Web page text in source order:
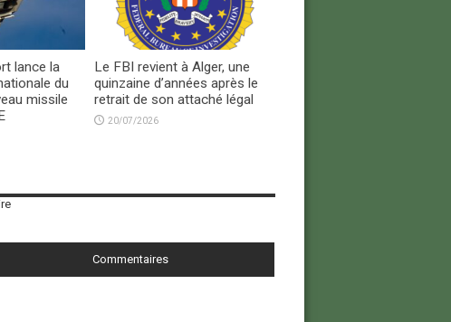
lance la
du
missile
Le FBI revient à Alger, une
quinzaine d’années après le
retrait de son attaché légal
20/07/2026
Commentaires